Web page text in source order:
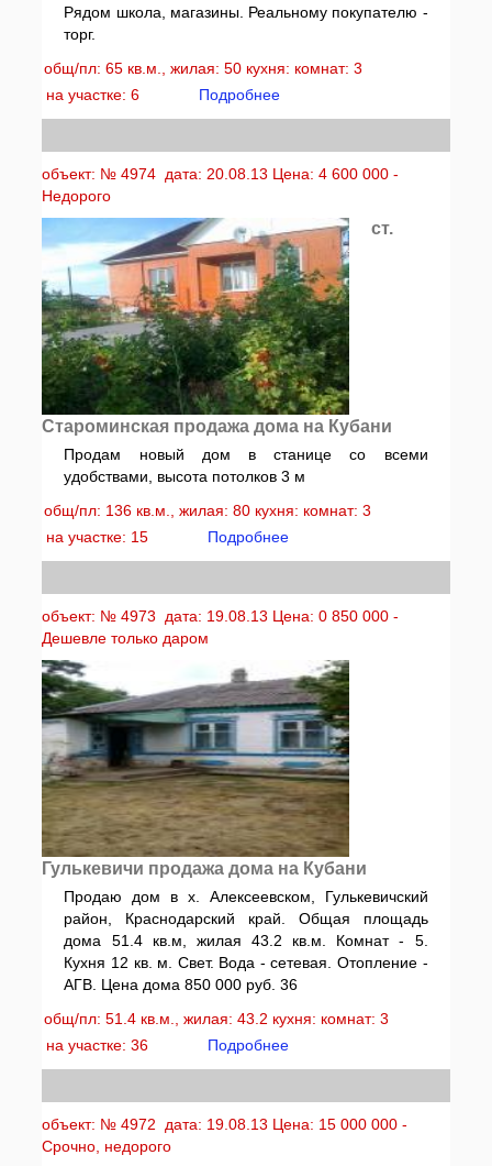
Рядом школа, магазины. Реальному покупателю -
торг.
общ/пл: 65 кв.м., жилая: 50 кухня: комнат: 3
на участке: 6
Подробнее
объект: № 4974 дата: 20.08.13 Цена: 4 600 000 -
Недорого
ст.
Староминская продажа дома на Кубани
Продам новый дом в станице со всеми
удобствами, высота потолков 3 м
общ/пл: 136 кв.м., жилая: 80 кухня: комнат: 3
на участке: 15
Подробнее
объект: № 4973 дата: 19.08.13 Цена: 0 850 000 -
Дешевле только даром
Гулькевичи продажа дома на Кубани
Продаю дом в х. Алексеевском, Гулькевичский
район, Краснодарский край. Общая площадь
дома 51.4 кв.м, жилая 43.2 кв.м. Комнат - 5.
Кухня 12 кв. м. Свет. Вода - сетевая. Отопление -
АГВ. Цена дома 850 000 руб. 36
общ/пл: 51.4 кв.м., жилая: 43.2 кухня: комнат: 3
на участке: 36
Подробнее
объект: № 4972 дата: 19.08.13 Цена: 15 000 000 -
Срочно, недорого